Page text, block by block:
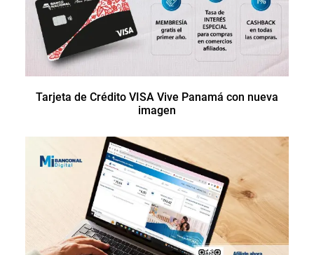
Tarjeta de Crédito VISA Vive Panamá con nueva
imagen